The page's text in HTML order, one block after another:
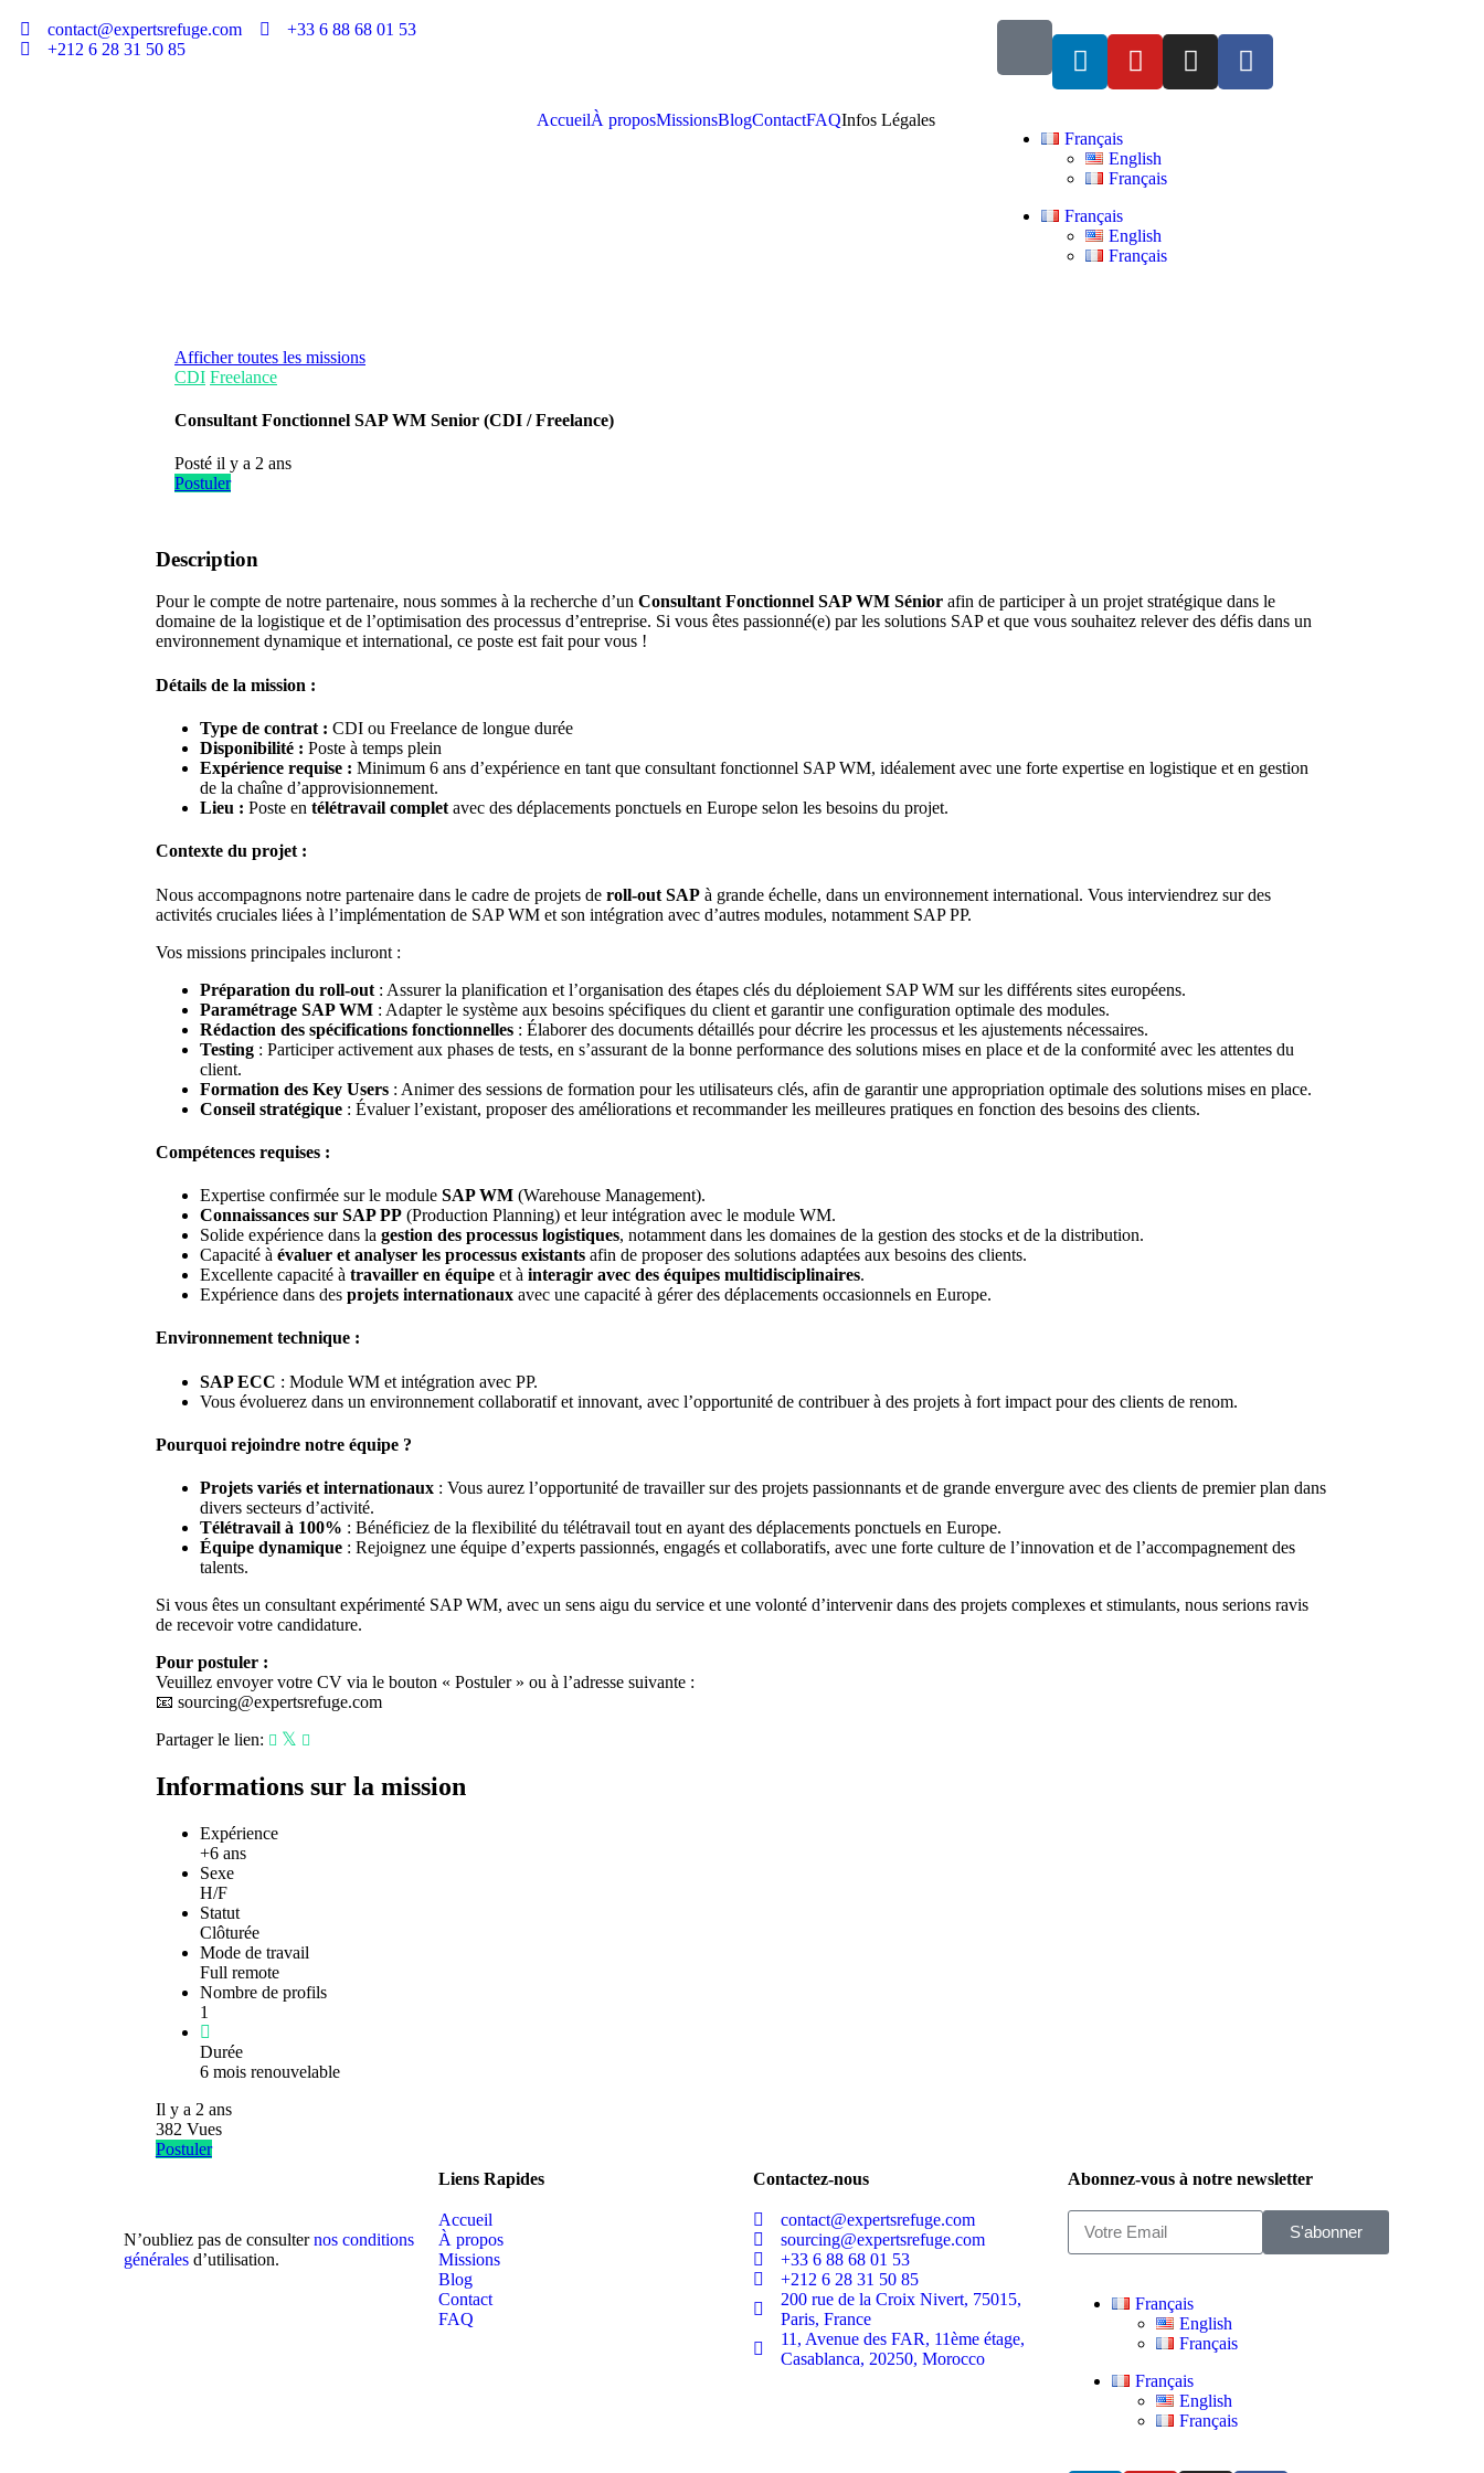
contact@expertsrefuge.com
+33 6 88 68 01 53
+212 6 28 31 50 85
AccueilÀ proposMissionsBlogContactFAQInfos Légales
Français
English
Français
Français
English
Français
Afficher toutes les missions
CDI Freelance
Consultant Fonctionnel SAP WM Senior (CDI / Freelance)
Posté il y a 2 ans
Postuler
Description
Pour le compte de notre partenaire, nous sommes à la recherche d’un Consultant Fonctionnel SAP WM Séniorafin de participer à un projet stratégique dans le
domaine de la logistique et de l’optimisation des processus d’entreprise. Si vous êtes passionné(e) par les solutions SAP et que vous souhaitez relever des défis dans un
environnement dynamique et international, ce poste est fait pour vous !
Détails de la mission :
Type de contrat : CDI ou Freelance de longue durée
Disponibilité : Poste à temps plein
Expérience requise : Minimum 6 ans d’expérience en tant que consultant fonctionnel SAP WM, idéalement avec une forte expertise en logistique et en gestion
de la chaîne d’approvisionnement.
Lieu : Poste en télétravail completavec des déplacements ponctuels en Europe selon les besoins du projet.
Contexte du projet :
Nous accompagnons notre partenaire dans le cadre de projets de roll-out SAPà grande échelle, dans un environnement international. Vous interviendrez sur des
activités cruciales liées à l’implémentation de SAP WM et son intégration avec d’autres modules, notamment SAP PP.
Vos missions principales incluront :
Préparation du roll-out: Assurer la planification et l’organisation des étapes clés du déploiement SAP WM sur les différents sites européens.
Paramétrage SAP WM: Adapter le système aux besoins spécifiques du client et garantir une configuration optimale des modules.
Rédaction des spécifications fonctionnelles: Élaborer des documents détaillés pour décrire les processus et les ajustements nécessaires.
Testing: Participer activement aux phases de tests, en s’assurant de la bonne performance des solutions mises en place et de la conformité avec les attentes du
client.
Formation des Key Users: Animer des sessions de formation pour les utilisateurs clés, afin de garantir une appropriation optimale des solutions mises en place.
Conseil stratégique: Évaluer l’existant, proposer des améliorations et recommander les meilleures pratiques en fonction des besoins des clients.
Compétences requises :
Expertise confirmée sur le module SAP WM(Warehouse Management).
Connaissances sur SAP PP(Production Planning) et leur intégration avec le module WM.
Solide expérience dans la gestion des processus logistiques, notamment dans les domaines de la gestion des stocks et de la distribution.
Capacité à évaluer et analyser les processus existantsafin de proposer des solutions adaptées aux besoins des clients.
Excellente capacité à travailler en équipeet à interagir avec des équipes multidisciplinaires.
Expérience dans des projets internationauxavec une capacité à gérer des déplacements occasionnels en Europe.
Environnement technique :
SAP ECC : Module WM et intégration avec PP.
Vous évoluerez dans un environnement collaboratif et innovant, avec l’opportunité de contribuer à des projets à fort impact pour des clients de renom.
Pourquoi rejoindre notre équipe ?
Projets variés et internationaux: Vous aurez l’opportunité de travailler sur des projets passionnants et de grande envergure avec des clients de premier plan dans
divers secteurs d’activité.
Télétravail à 100% : Bénéficiez de la flexibilité du télétravail tout en ayant des déplacements ponctuels en Europe.
Équipe dynamique: Rejoignez une équipe d’experts passionnés, engagés et collaboratifs, avec une forte culture de l’innovation et de l’accompagnement des
talents.
Si vous êtes un consultant expérimenté SAP WM, avec un sens aigu du service et une volonté d’intervenir dans des projets complexes et stimulants, nous serions ravis
de recevoir votre candidature.
Pour postuler :
Veuillez envoyer votre CV via le bouton « Postuler » ou à l’adresse suivante :
📧 sourcing@expertsrefuge.com
Partager le lien:
Informations sur la mission
Expérience
+6 ans
Sexe
H/F
Statut
Clôturée
Mode de travail
Full remote
Nombre de profils
1
Durée
6 mois renouvelable
Il y a 2 ans
382 Vues
Postuler
N’oubliez pas de consulternos conditions
générales d’utilisation.
Liens Rapides
Accueil
À propos
Missions
Blog
Contact
FAQ
Contactez-nous
contact@expertsrefuge.com
sourcing@expertsrefuge.com
+33 6 88 68 01 53
+212 6 28 31 50 85
200 rue de la Croix Nivert, 75015,
Paris, France
11, Avenue des FAR, 11ème étage,
Casablanca, 20250, Morocco
Abonnez-vous à notre newsletter
S'abonner
Français
English
Français
Français
English
Français